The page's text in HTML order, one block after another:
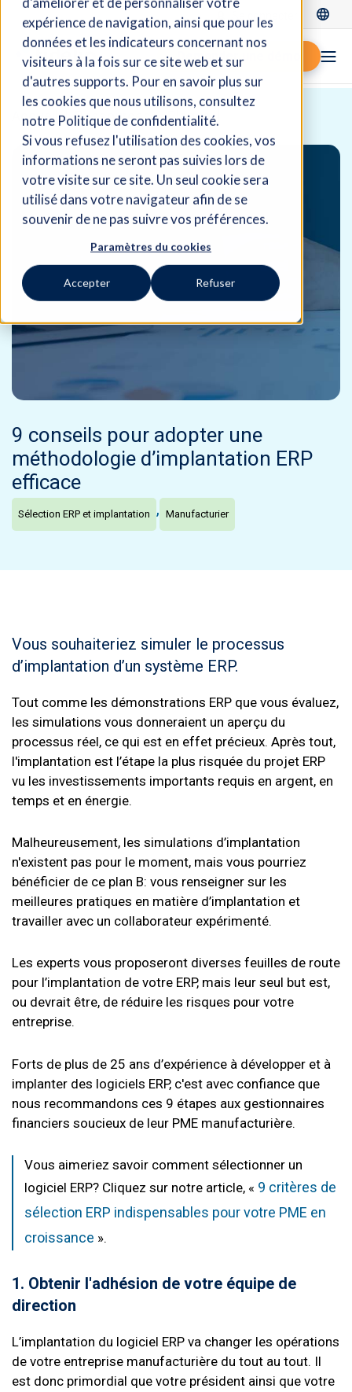
expérience de navigation, ainsi que pour les
données et les indicateurs concernant nos
visiteurs à la fois sur ce site web et sur
d'autres supports. Pour en savoir plus sur
les cookies que nous utilisons, consultez
notre Politique de confidentialité.
Si vous refusez l'utilisation des cookies, vos
informations ne seront pas suivies lors de
votre visite sur ce site. Un seul cookie sera
utilisé dans votre navigateur afin de se
souvenir de ne pas suivre vos préférences.
Paramètres du cookies
Accepter Refuser
Se connecter
Demander une démo
Accueil Ressources Blogue
9 conseils pour adopter une
méthodologie d’implantation ERP
efficace
Sélection ERP et implantation , Manufacturier
Vous souhaiteriez simuler le processus
d’implantation d’un système ERP.
Tout comme les démonstrations ERP que vous évaluez,
les simulations vous donneraient un aperçu du
processus réel, ce qui est en effet précieux. Après tout,
l'implantation est l’étape la plus risquée du projet ERP
vu les investissements importants requis en argent, en
temps et en énergie.
Malheureusement, les simulations d’implantation
n'existent pas pour le moment, mais vous pourriez
bénéficier de ce plan B: vous renseigner sur les
meilleures pratiques en matière d’implantation et
travailler avec un collaborateur expérimenté.
Les experts vous proposeront diverses feuilles de route
pour l’implantation de votre ERP, mais leur seul but est,
ou devrait être, de réduire les risques pour votre
entreprise.
Forts de plus de 25 ans d’expérience à développer et à
implanter des logiciels ERP, c'est avec confiance que
nous recommandons ces 9 étapes aux gestionnaires
financiers soucieux de leur PME manufacturière.
Vous aimeriez savoir comment sélectionner un
logiciel ERP? Cliquez sur notre article, « 9 critères de
sélection ERP indispensables pour votre PME en
croissance ».
1. Obtenir l'adhésion de votre équipe de
direction
L’implantation du logiciel ERP va changer les opérations
de votre entreprise manufacturière du tout au tout. Il
est donc primordial que votre président ainsi que votre